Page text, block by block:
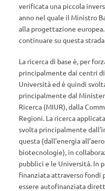
verificata una piccola
anno nel quale il Ministro
alla progettazione europea.
continuare su questa
La ricerca di base è, per
principalmente dai centri
Università ed è quindi
principalmente dal
Ricerca (MIUR), dalla
Regioni. La ricerca
svolta principalmente
questa (dall’energia
biotecnologie), in
pubblici e le Università. In
finanziata attraverso fondi
essere autofinanziata